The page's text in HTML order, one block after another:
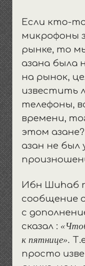
Если кто-
микрофоны
рынке, то
азана была
на рынок,
известить
телефоны,
времени,
этом
азан не был
Ибн Шиhаб
сообщение
с
сказал :
к пятнице».
просто